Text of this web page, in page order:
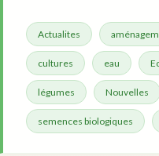
Actualites
cultures eau
légumes Nouvelles
semences biologiques